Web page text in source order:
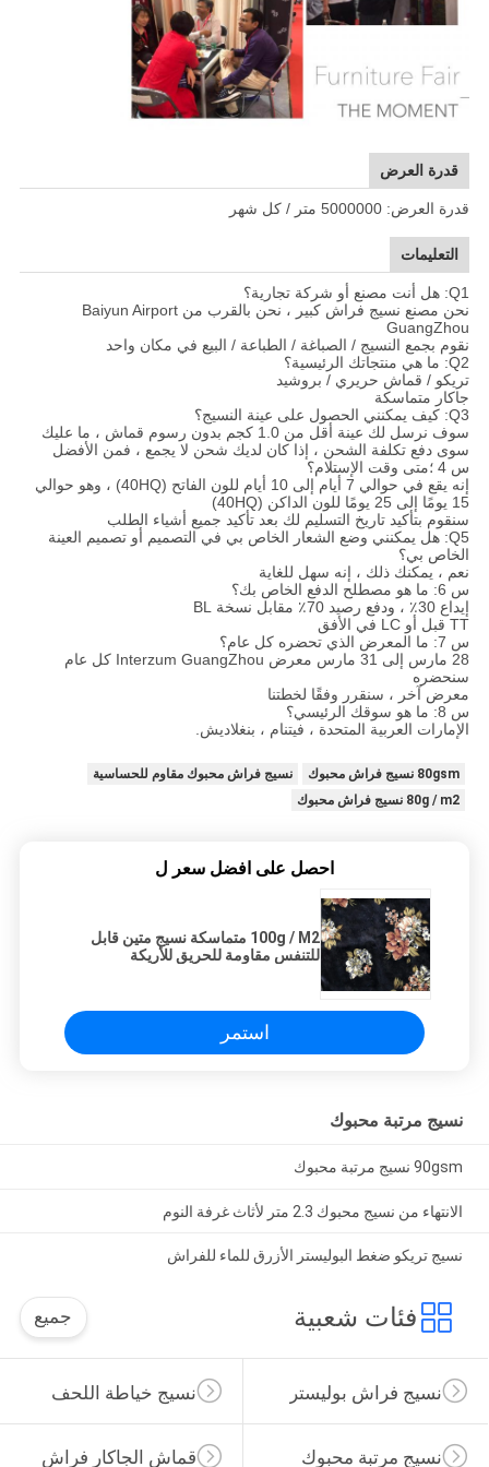
قدرة العرض
قدرة العرض: 5000000 متر / كل شهر
التعليمات
Q1: هل أنت مصنع أو شركة تجارية؟
نحن مصنع نسيج فراش كبير ، نحن بالقرب من Baiyun Airport
GuangZhou
نقوم بجمع النسيج / الصباغة / الطباعة / البيع في مكان واحد
Q2: ما هي منتجاتك الرئيسية؟
تريكو / قماش حريري / بروشيد
جاكار متماسكة
Q3: كيف يمكنني الحصول على عينة النسيج؟
سوف نرسل لك عينة أقل من 1.0 كجم بدون رسوم قماش ، ما عليك
سوى دفع تكلفة الشحن ، إذا كان لديك شحن لا يجمع ، فمن الأفضل
س 4 ؛متى وقت الإستلام؟
إنه يقع في حوالي 7 أيام إلى 10 أيام للون الفاتح (40HQ) ، وهو حوالي
15 يومًا إلى 25 يومًا للون الداكن (40HQ)
سنقوم بتأكيد تاريخ التسليم لك بعد تأكيد جميع أشياء الطلب
Q5: هل يمكنني وضع الشعار الخاص بي في التصميم أو تصميم العينة
الخاص بي؟
نعم ، يمكنك ذلك ، إنه سهل للغاية
س 6: ما هو مصطلح الدفع الخاص بك؟
إيداع 30٪ ، ودفع رصيد 70٪ مقابل نسخة BL
TT قبل أو LC في الأفق
س 7: ما المعرض الذي تحضره كل عام؟
28 مارس إلى 31 مارس معرض Interzum GuangZhou كل عام
سنحضره
معرض آخر ، سنقرر وفقًا لخطتنا
س 8: ما هو سوقك الرئيسي؟
الإمارات العربية المتحدة ، فيتنام ، بنغلاديش.
80gsm نسيج فراش محبوك
نسيج فراش محبوك مقاوم للحساسية
80g / m2 نسيج فراش محبوك
احصل على افضل سعر ل
100g / M2 متماسكة نسيج متين قابل
للتنفس مقاومة للحريق للأريكة
استمر
نسيج مرتبة محبوك
90gsm نسيج مرتبة محبوك
الانتهاء من نسيج محبوك 2.3 متر لأثاث غرفة النوم
نسيج تريكو ضغط البوليستر الأزرق للماء للفراش
فئات شعبية جميع
نسيج خياطة اللحف نسيج فراش بوليستر
قماش الجاكار فراش نسيج مرتبة محبوك